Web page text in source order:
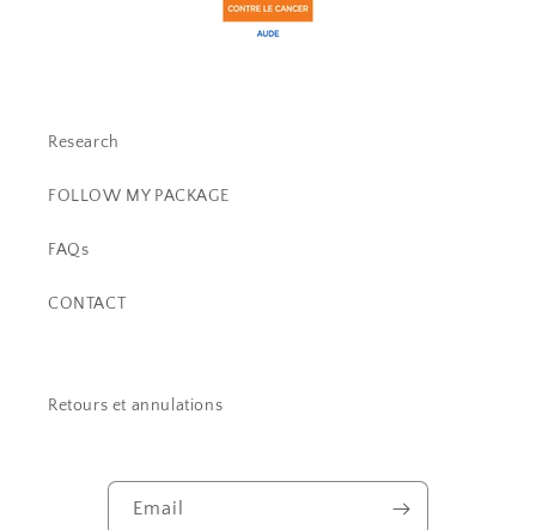
Research
FOLLOW MY PACKAGE
FAQs
CONTACT
Retours et annulations
Email